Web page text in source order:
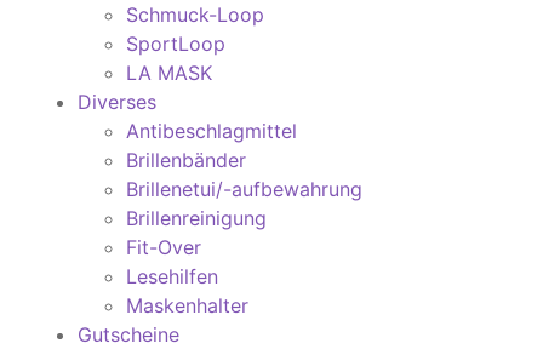
Schmuck-Loop
SportLoop
LA MASK
Diverses
Antibeschlagmittel
Brillenbänder
Brillenetui/-aufbewahrung
Brillenreinigung
Fit-Over
Lesehilfen
Maskenhalter
Gutscheine